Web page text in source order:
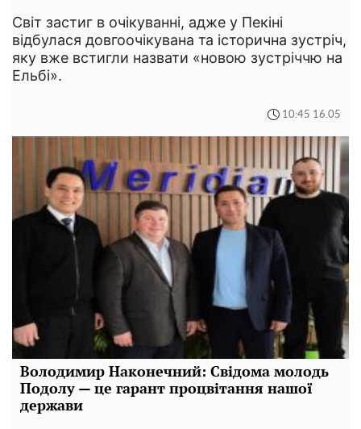
Світ застиг в очікуванні, адже у Пекіні
відбулася довгоочікувана та історична зустріч,
яку вже встигли назвати «новою зустріччю на
Ельбі».
10:45 16.05
Володимир Наконечний: Свідома молодь
Подолу — це гарант процвітання нашої
держави